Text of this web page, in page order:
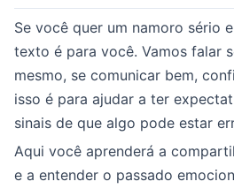
Se você quer um namoro sério
texto é para você. Vamos falar
mesmo, se comunicar bem,
isso é para ajudar a ter
sinais de que algo pode estar
Aqui você aprenderá a
e a entender o passado